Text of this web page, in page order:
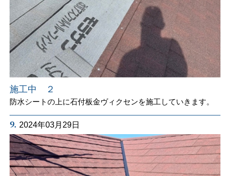
施工中 ２
防水シートの上に石付板金ヴィクセンを施工していきます。
9. 2024年03月29日